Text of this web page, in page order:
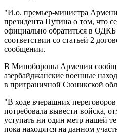
"И.о. премьер-министра
президента Путина о том, что
официально обратиться в ОДКБ
соответствии со статьей 2
сообщении.
В Минобороны Армении
азербайджанские военные
в приграничной Сюникской
"В ходе вчерашних
потребовала вывести войска,
уступать ни один метр нашей
пока находятся на данном